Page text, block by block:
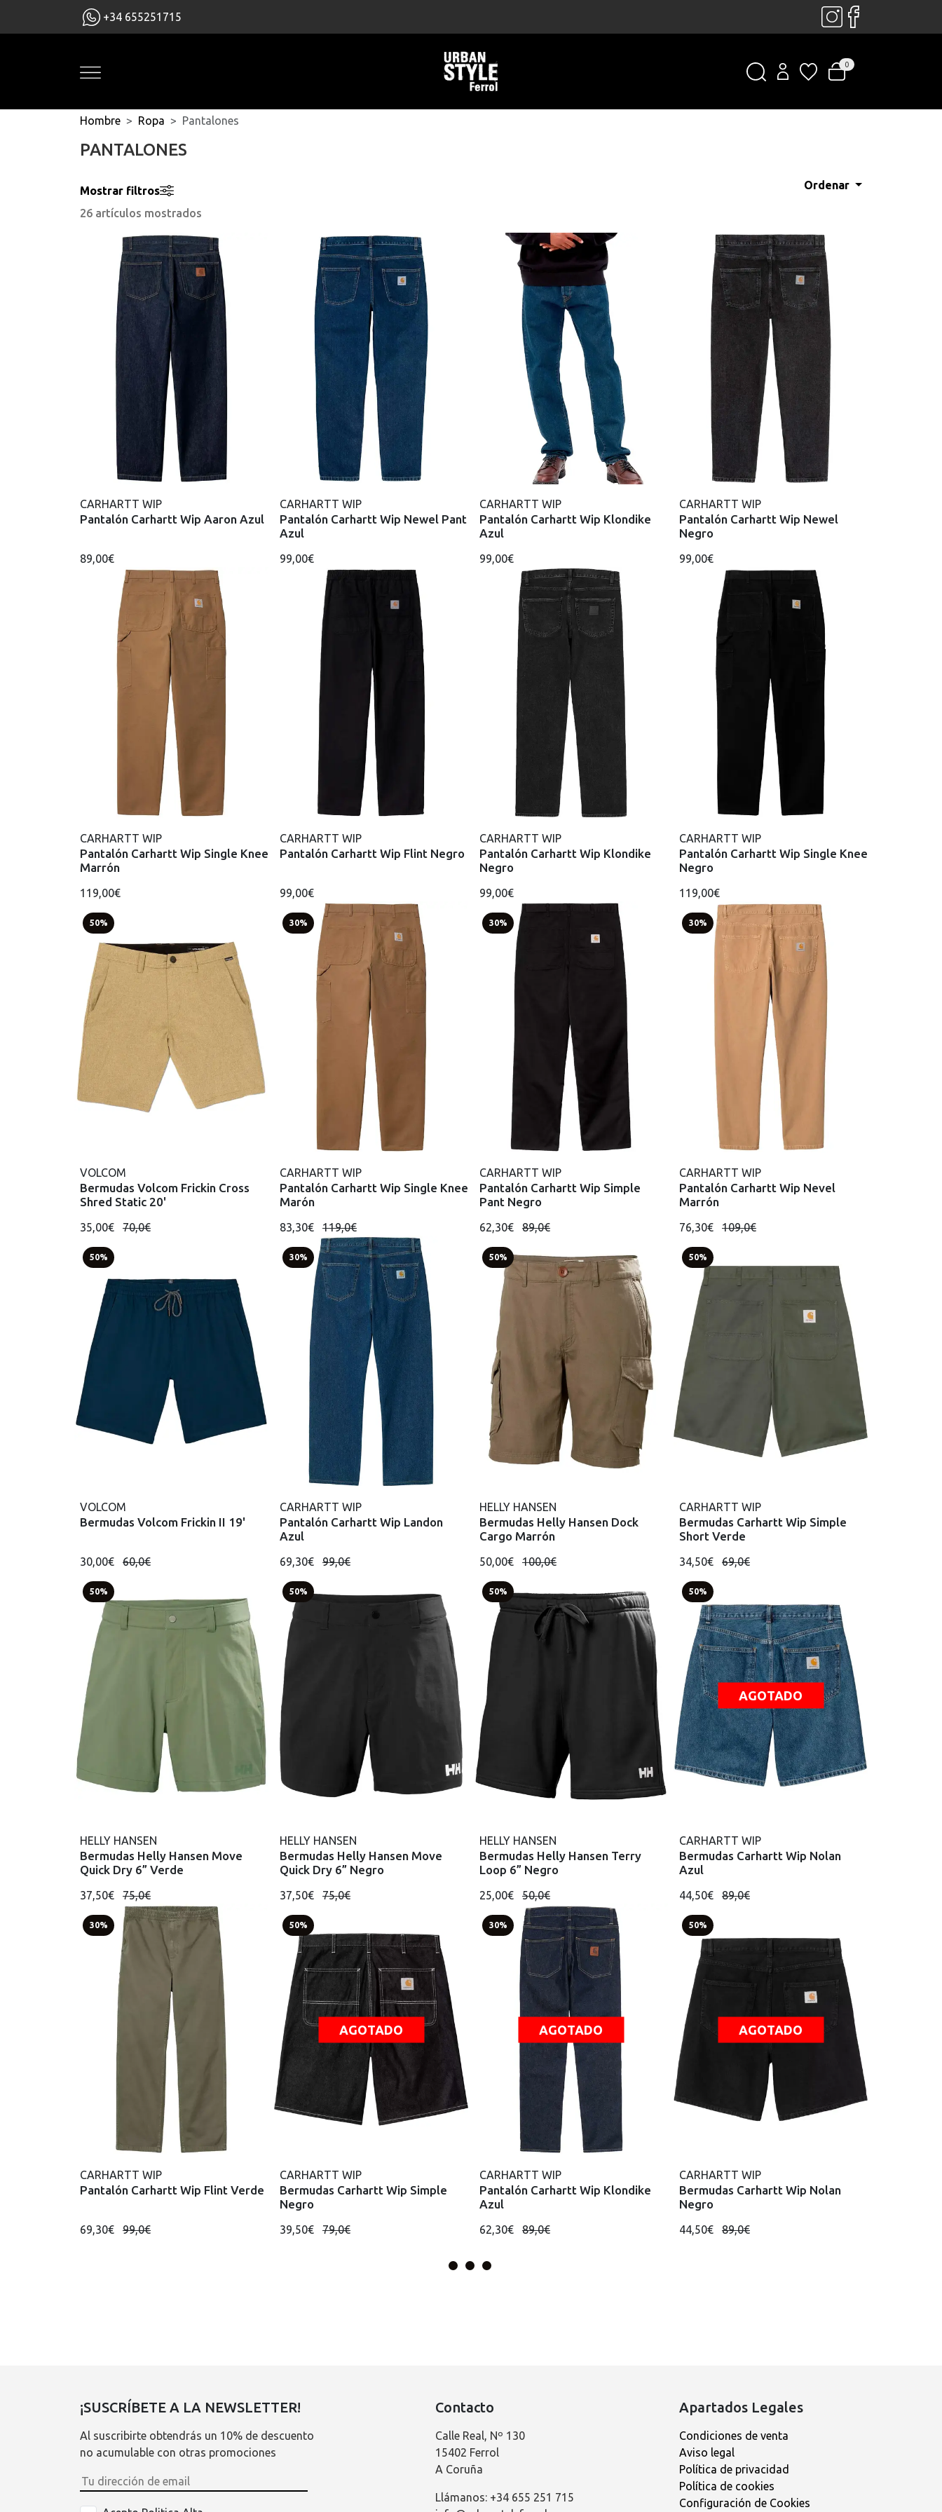
+34 655251715
0
Hombre Ropa Pantalones
PANTALONES
Mostrar filtros Ordenar
26 artículos mostrados
CARHARTT WIP
Pantalón Carhartt Wip Aaron Azul
89,00€
CARHARTT WIP
Pantalón Carhartt Wip Newel Pant
Azul
99,00€
CARHARTT WIP
Pantalón Carhartt Wip Klondike
Azul
99,00€
CARHARTT WIP
Pantalón Carhartt Wip Newel
Negro
99,00€
CARHARTT WIP
Pantalón Carhartt Wip Single Knee
Marrón
119,00€
CARHARTT WIP
Pantalón Carhartt Wip Flint Negro
99,00€
CARHARTT WIP
Pantalón Carhartt Wip Klondike
Negro
99,00€
CARHARTT WIP
Pantalón Carhartt Wip Single Knee
Negro
119,00€
50%
VOLCOM
Bermudas Volcom Frickin Cross
Shred Static 20'
35,00€ 70,0€
30%
CARHARTT WIP
Pantalón Carhartt Wip Single Knee
Marón
83,30€ 119,0€
30%
CARHARTT WIP
Pantalón Carhartt Wip Simple
Pant Negro
62,30€ 89,0€
30%
CARHARTT WIP
Pantalón Carhartt Wip Nevel
Marrón
76,30€ 109,0€
50%
VOLCOM
Bermudas Volcom Frickin II 19'
30,00€ 60,0€
30%
CARHARTT WIP
Pantalón Carhartt Wip Landon
Azul
69,30€ 99,0€
50%
HELLY HANSEN
Bermudas Helly Hansen Dock
Cargo Marrón
50,00€ 100,0€
50%
CARHARTT WIP
Bermudas Carhartt Wip Simple
Short Verde
34,50€ 69,0€
50%
HELLY HANSEN
Bermudas Helly Hansen Move
Quick Dry 6” Verde
37,50€ 75,0€
50%
HELLY HANSEN
Bermudas Helly Hansen Move
Quick Dry 6” Negro
37,50€ 75,0€
50%
HELLY HANSEN
Bermudas Helly Hansen Terry
Loop 6” Negro
25,00€ 50,0€
50%
AGOTADO
CARHARTT WIP
Bermudas Carhartt Wip Nolan
Azul
44,50€ 89,0€
30%
CARHARTT WIP
Pantalón Carhartt Wip Flint Verde
69,30€ 99,0€
50%
AGOTADO
CARHARTT WIP
Bermudas Carhartt Wip Simple
Negro
39,50€ 79,0€
30%
AGOTADO
CARHARTT WIP
Pantalón Carhartt Wip Klondike
Azul
62,30€ 89,0€
50%
AGOTADO
CARHARTT WIP
Bermudas Carhartt Wip Nolan
Negro
44,50€ 89,0€
¡SUSCRÍBETE A LA NEWSLETTER!
Al suscribirte obtendrás un 10% de descuento
no acumulable con otras promociones
Contacto
Calle Real, Nº 130
15402 Ferrol
A Coruña
Llámanos: +34 655 251 715
Apartados Legales
Condiciones de venta
Aviso legal
Política de privacidad
Política de cookies
Configuración de Cookies